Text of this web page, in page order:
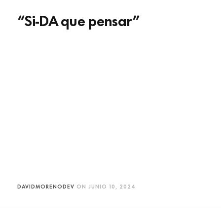
“Si-DA que pensar”
DAVIDMORENODEV ON JUNIO 10, 2024